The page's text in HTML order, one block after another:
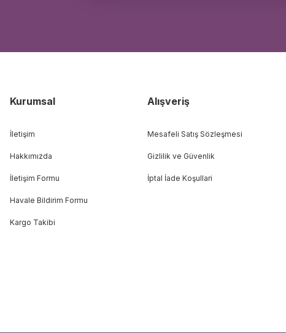
Kurumsal
İletişim
Hakkımızda
İletişim Formu
Havale Bildirim Formu
Kargo Takibi
Alışveriş
Mesafeli Satış Sözleşmesi
Gizlilik ve Güvenlik
İptal İade Koşullari